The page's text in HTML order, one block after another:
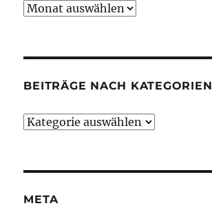
Beiträge
BEITRÄGE NACH KATEGORIEN
Beiträge
META